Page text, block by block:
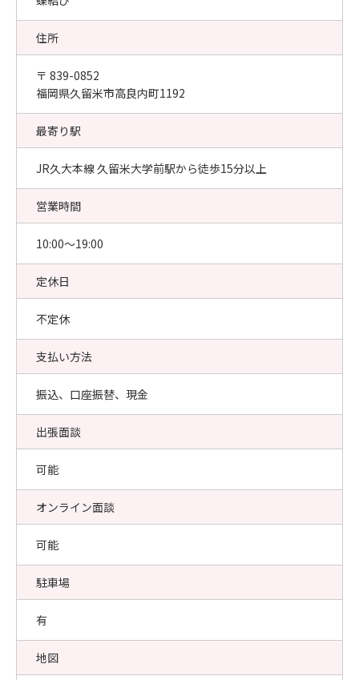
住所
〒 839-0852
福岡県久留米市高良内町1192
最寄り駅
JR久大本線 久留米大学前駅から徒歩15分以上
営業時間
10:00〜19:00
定休日
不定休
支払い方法
振込、口座振替、現金
出張面談
可能
オンライン面談
可能
駐車場
有
地図